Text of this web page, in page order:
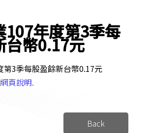
107年度第3季每
台幣0.17元
第3季每股盈餘新台幣0.17元
網頁說明.
Back